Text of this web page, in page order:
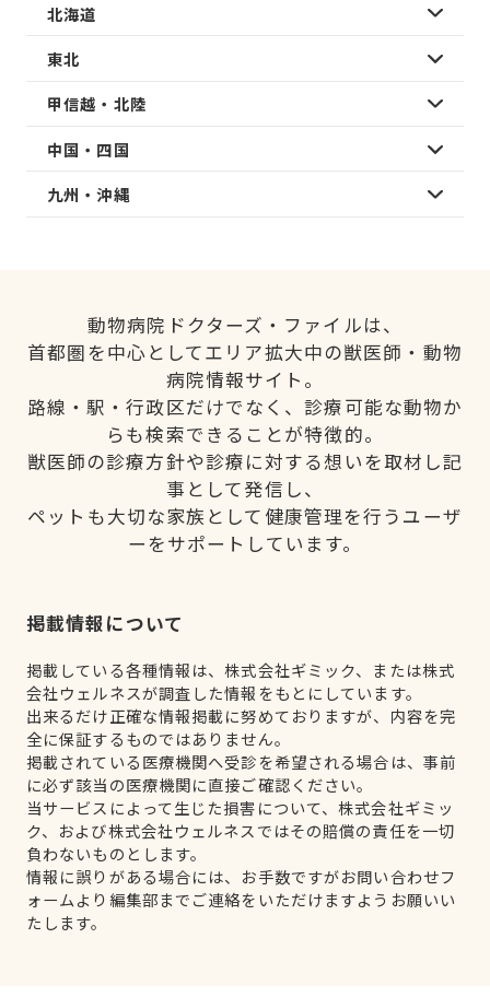
北海道
東北
甲信越・北陸
中国・四国
九州・沖縄
動物病院ドクターズ・ファイルは、
首都圏を中心としてエリア拡大中の獣医師・動物
病院情報サイト。
路線・駅・行政区だけでなく、診療可能な動物か
らも検索できることが特徴的。
獣医師の診療方針や診療に対する想いを取材し記
事として発信し、
ペットも大切な家族として健康管理を行うユーザ
ーをサポートしています。
掲載情報について
掲載している各種情報は、株式会社ギミック、または株式
会社ウェルネスが調査した情報をもとにしています。
出来るだけ正確な情報掲載に努めておりますが、内容を完
全に保証するものではありません。
掲載されている医療機関へ受診を希望される場合は、事前
に必ず該当の医療機関に直接ご確認ください。
当サービスによって生じた損害について、株式会社ギミッ
ク、および株式会社ウェルネスではその賠償の責任を一切
負わないものとします。
情報に誤りがある場合には、お手数ですがお問い合わせフ
ォームより編集部までご連絡をいただけますようお願いい
たします。